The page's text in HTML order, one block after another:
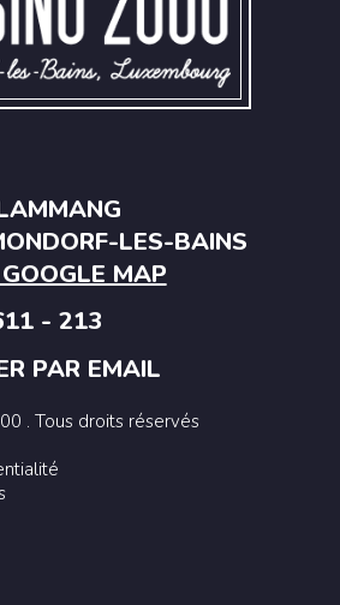
LES-BAINS
MAP
- 213
PAR EMAIL
. Tous droits réservés